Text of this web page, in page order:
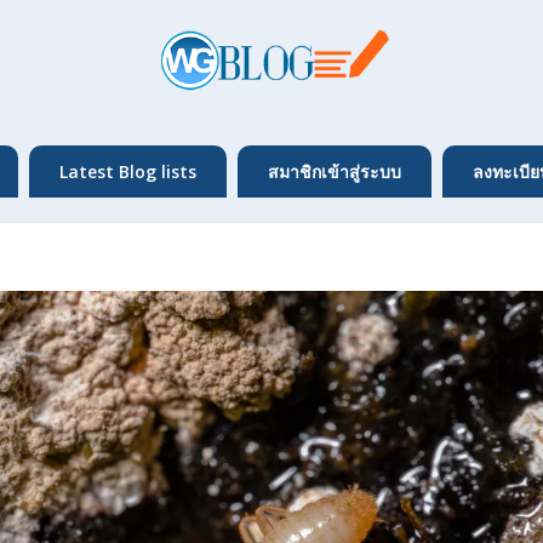
Latest Blog lists สมาชิกเข้าสู่ระบบ ลงทะเบี